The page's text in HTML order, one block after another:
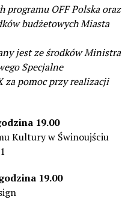
programu OFF Polska oraz
budżetowych Miasta
jest ze środków Ministra
Specjalne
za pomoc przy realizacji
19.00
Kultury w Świnoujściu
19.00